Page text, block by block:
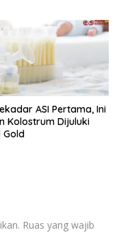
ASI Pertama, Ini
Kolostrum Dijuluki
Gold
Ruas yang wajib